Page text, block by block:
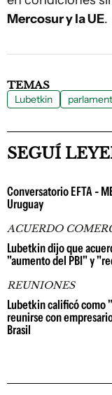
Mercosur y la UE.
TEMAS
Lubetkin
SEGUÍ
Conversatorio EFTA -
Uruguay
ACUERDO
Lubetkin dijo que
"aumento del PBI" y
REUNIONES
Lubetkin calificó como
reunirse con
Brasil